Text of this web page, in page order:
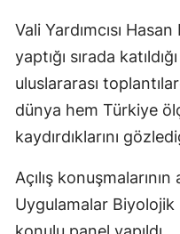
Vali Yardımcısı
yaptığı sırada
uluslararası
dünya hem Türkiye
kaydırdıklarını
Açılış
Uygulamalar